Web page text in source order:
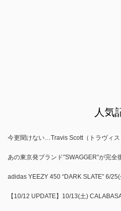
人気
今更聞けない…Travis Scott（トラヴィス
あの東京発ブランド”SWAGGER”が完全
adidas YEEZY 450 “DARK SLATE” 6/
【10/12 UPDATE】10/13(土)